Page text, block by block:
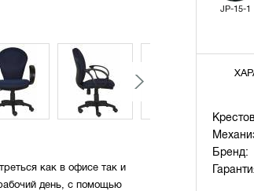
JP-15-1
Бренд:
как в офисе так и
день, с помощью